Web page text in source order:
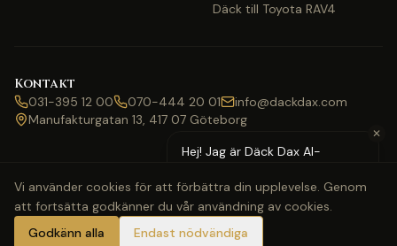
Däck till Toyota RAV4
Kontakt
031-395 12 00 070-444 20 01
info@dackdax.com
Manufakturgatan 13, 417 07 Göteborg
©2026Däck Dax. Alla rättigheter förbehållna.
WebbkartaKlarnaSwishVisaMastercard
✕
Hej! Jag är Däck Dax AI-
med pris eller bokning?
Vi använder cookies för att förbättra din upplevelse. Genom
att fortsätta godkänner du vår användning av cookies.
Godkänn alla
Endast nödvändiga